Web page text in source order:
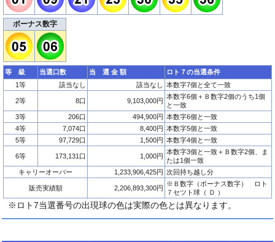
ボーナス数字
等 級 当選口数 当 選 金 額
ロト７の当選条件
1等
該当なし 該当なし 本数字7個と全て一致
2等 8口 9,103,000円
本数字6個＋Ｂ数字2個のうち1個
と一致
3等
206口 494,900円 本数字6個と一致
4等
7,074口 8,400円 本数字5個と一致
5等
97,729口 1,500円 本数字4個と一致
6等 173,131口 1,000円
本数字3個と一致＋Ｂ数字2個、ま
たは1個一致
キャリーオーバー
1,233,906,425円 次回持ち越し分
販売実績額 2,206,893,300円
※Ｂ数字（ボーナス数字） ロト
７セツト球（ Ｄ ）
※ロト7当選番号の出現球の色は実際の色とは異なります。